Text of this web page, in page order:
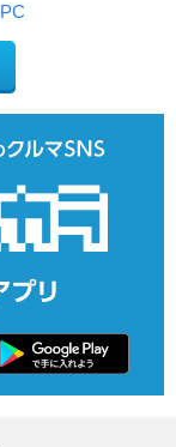
PC